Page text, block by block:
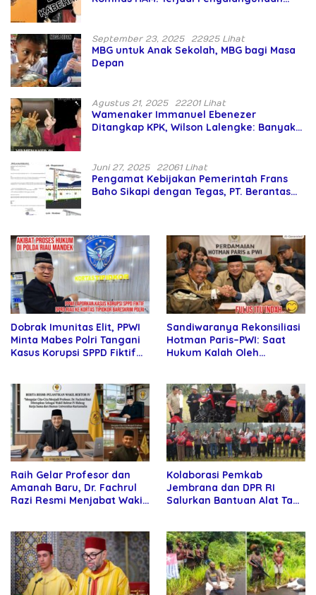
September 23, 2025 22925 Lihat
MBG untuk Anak Sekolah, MBG bagi Masa
Depan
Agustus 21, 2025 22201 Lihat
Wamenaker Immanuel Ebenezer
Ditangkap KPK, Wilson Lalengke: Banyak
Juni 27, 2025 22061 Lihat
Pengamat Kebijakan Pemerintah Frans
Baho Sikapi dengan Tegas, PT. Berantas
Dobrak Imunitas Elit, PPWI
Minta Mabes Polri Tangani
Kasus Korupsi SPPD Fiktif
Sandiwaranya Rekonsiliasi
Hotman Paris–PWI: Saat
Hukum Kalah Oleh
Raih Gelar Profesor dan
Amanah Baru, Dr. Fachrul
Razi Resmi Menjabat Wakil
Kolaborasi Pemkab
Jembrana dan DPR RI
Salurkan Bantuan Alat Tani